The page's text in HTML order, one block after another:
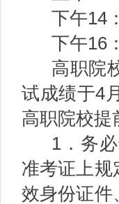
下午14
下午16
高职院
试成绩于4
高职院校提
1．务
准考证上规
效身份证件